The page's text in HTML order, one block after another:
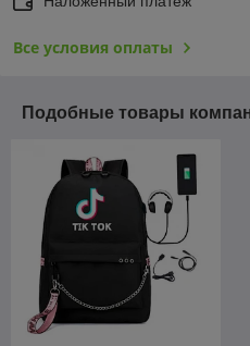
Все условия оплаты
Подобные товары